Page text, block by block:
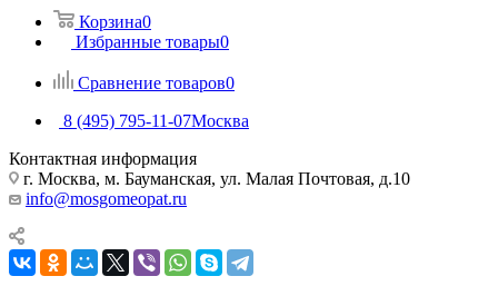
Корзина0
Избранные товары0
Сравнение товаров0
8 (495) 795-11-07Москва
Контактная информация
г. Москва, м. Бауманская, ул. Малая Почтовая, д.10
info@mosgomeopat.ru